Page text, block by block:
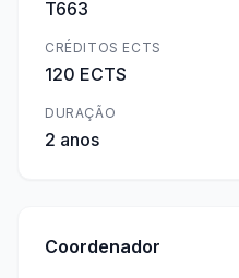
T663
CRÉDITOS ECTS
120 ECTS
DURAÇÃO
2 anos
Coordenador